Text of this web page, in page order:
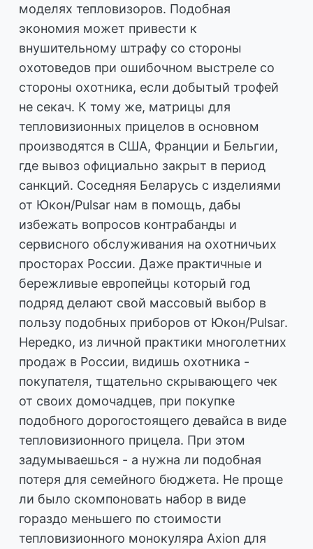
моделях тепловизоров. Подобная
экономия может привести к
внушительному штрафу со стороны
охотоведов при ошибочном выстреле со
стороны охотника, если добытый трофей
не секач. К тому же, матрицы для
тепловизионных прицелов в основном
производятся в США, Франции и Бельгии,
где вывоз официально закрыт в период
санкций. Соседняя Беларусь с изделиями
от Юкон/Pulsar нам в помощь, дабы
избежать вопросов контрабанды и
сервисного обслуживания на охотничьих
просторах России. Даже практичные и
бережливые европейцы который год
подряд делают свой массовый выбор в
пользу подобных приборов от Юкон/Pulsar.
Нередко, из личной практики многолетних
продаж в России, видишь охотника -
покупателя, тщательно скрывающего чек
от своих домочадцев, при покупке
подобного дорогостоящего девайса в виде
тепловизионного прицела. При этом
задумываешься - а нужна ли подобная
потеря для семейного бюджета. Не проще
ли было скомпоновать набор в виде
гораздо меньшего по стоимости
тепловизионного монокуляра Axion для